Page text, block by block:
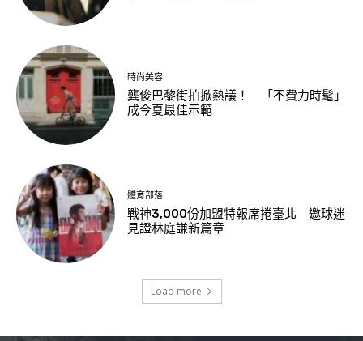
時尚美容
龔俊巴黎街拍掀熱議！ 「不費力時髦」
成今夏最佳示範
體育部落
戰神3,000份加盟特報席捲臺北 邀球迷
見證林庭謙新篇章
Load more